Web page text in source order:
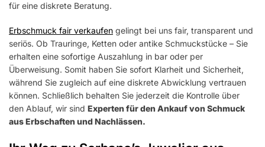
für eine diskrete Beratung.
Erbschmuck fair verkaufen gelingt bei uns fair, transparent und
seriös. Ob Trauringe, Ketten oder antike Schmuckstücke – Sie
erhalten eine sofortige Auszahlung in bar oder per
Überweisung. Somit haben Sie sofort Klarheit und Sicherheit,
während Sie zugleich auf eine diskrete Abwicklung vertrauen
können. Schließlich behalten Sie jederzeit die Kontrolle über
den Ablauf, wir sind Experten für den Ankauf von Schmuck
aus Erbschaften und Nachlässen.